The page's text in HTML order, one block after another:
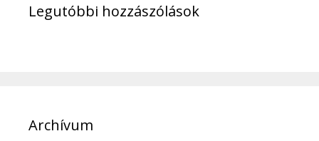
Legutóbbi hozzászólások
Archívum